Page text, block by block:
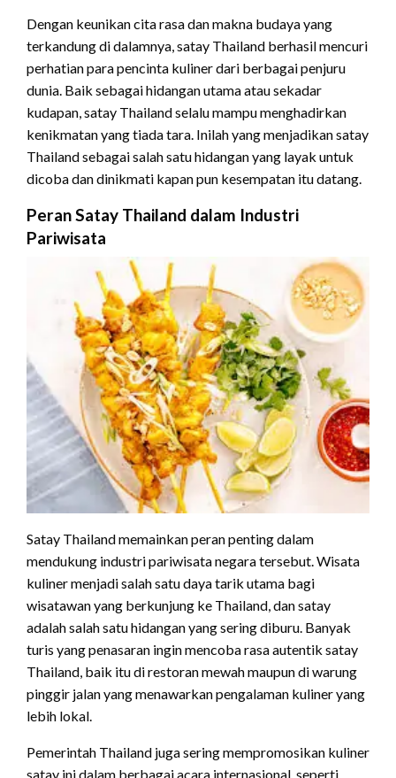
Dengan keunikan cita rasa dan makna budaya yang
terkandung di dalamnya, satay Thailand berhasil mencuri
perhatian para pencinta kuliner dari berbagai penjuru
dunia. Baik sebagai hidangan utama atau sekadar
kudapan, satay Thailand selalu mampu menghadirkan
kenikmatan yang tiada tara. Inilah yang menjadikan satay
Thailand sebagai salah satu hidangan yang layak untuk
dicoba dan dinikmati kapan pun kesempatan itu datang.
Peran Satay Thailand dalam Industri
Pariwisata
Satay Thailand memainkan peran penting dalam
mendukung industri pariwisata negara tersebut. Wisata
kuliner menjadi salah satu daya tarik utama bagi
wisatawan yang berkunjung ke Thailand, dan satay
adalah salah satu hidangan yang sering diburu. Banyak
turis yang penasaran ingin mencoba rasa autentik satay
Thailand, baik itu di restoran mewah maupun di warung
pinggir jalan yang menawarkan pengalaman kuliner yang
lebih lokal.
Pemerintah Thailand juga sering mempromosikan kuliner
satay ini dalam berbagai acara internasional, seperti